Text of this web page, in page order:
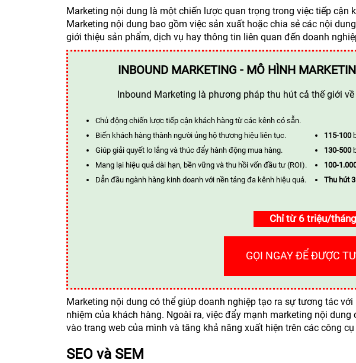
Marketing nội dung là một chiến lược quan trọng trong việc tiếp cận
Marketing nội dung bao gồm việc sản xuất hoặc chia sẻ các nội
giới thiệu sản phẩm, dịch vụ hay thông tin liên quan đến doanh
INBOUND MARKETING - MÔ HÌNH
Inbound Marketing là phương pháp thu hút cả thế giới
Chủ động chiến lược tiếp cận khách hàng từ các kênh có sẵn.
Biến khách hàng thành người ủng hộ thương hiệu liên tục.
Giúp giải quyết lo lắng và thúc đẩy hành động mua hàng.
Mang lại hiệu quả dài hạn, bền vững và thu hồi vốn đầu tư (ROI).
Dẫn đầu ngành hàng kinh doanh với nền tảng đa kênh hiệu quả.
115-100
130-500
100-
Thu hút
Chỉ từ 6 triệu/tháng
GỌI NGAY ĐỂ ĐƯỢC
Marketing nội dung có thể giúp doanh nghiệp tạo ra sự tương tác
nhiệm của khách hàng. Ngoài ra, việc đẩy mạnh marketing nội
vào trang web của mình và tăng khả năng xuất hiện trên các công
SEO và SEM